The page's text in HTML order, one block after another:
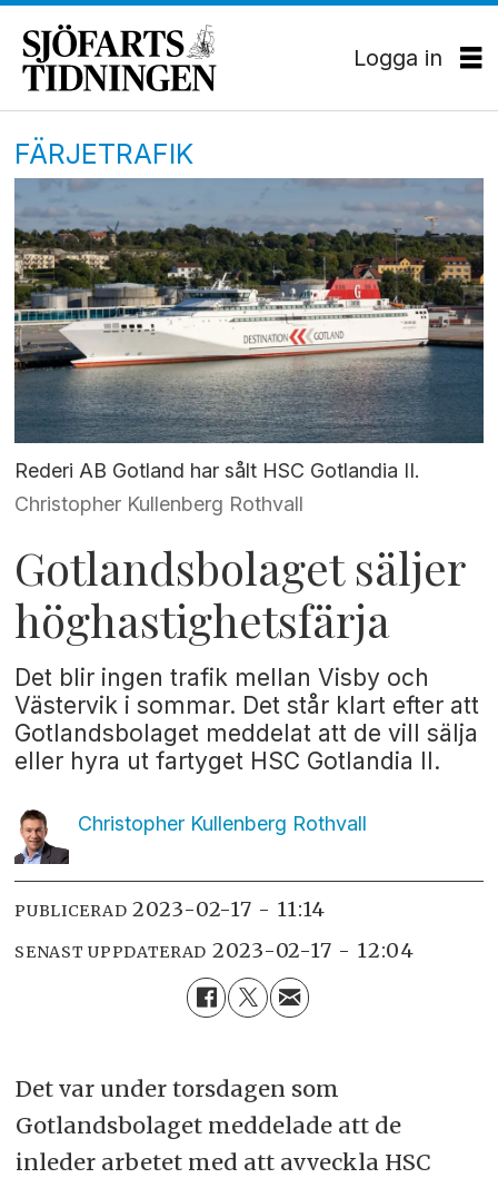
Logga in
FÄRJETRAFIK
Rederi AB Gotland har sålt HSC Gotlandia II.
Christopher Kullenberg Rothvall
Gotlandsbolaget säljer
höghastighetsfärja
Det blir ingen trafik mellan Visby och
Västervik i sommar. Det står klart efter att
Gotlandsbolaget meddelat att de vill sälja
eller hyra ut fartyget HSC Gotlandia II.
Christopher Kullenberg Rothvall
PUBLICERAD 2023-02-17 - 11:14
SENAST UPPDATERAD 2023-02-17 - 12:04
Det var under torsdagen som
Gotlandsbolaget meddelade att de
inleder arbetet med att avveckla HSC